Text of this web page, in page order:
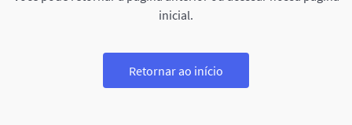
inicial.
Retornar ao início